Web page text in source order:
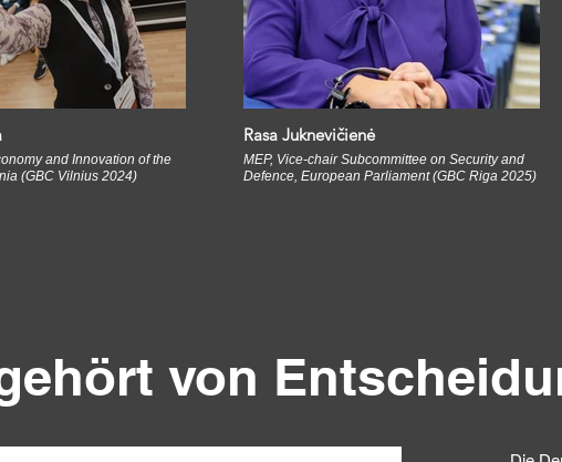
and Innovation of the
(GBC Vilnius 2024)
Rasa Juknevičienė
MEP, Vice-chair Subcommittee on Security and
Defence, European Parliament (GBC Riga 2025)
von